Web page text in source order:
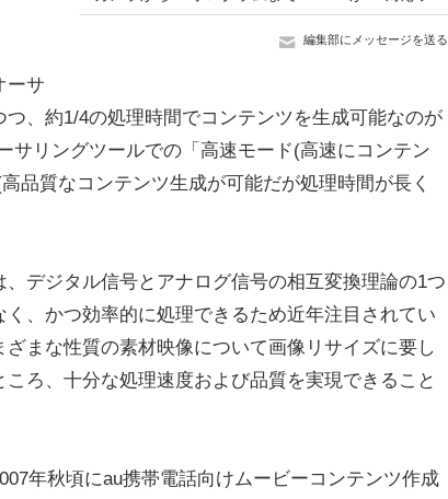
編集部にメッセージを送る
ーサ
、約1/4の処理時間でコンテンツを生成可能なのが
サリングツールでの「高速モード(高速にコンテン
品質なコンテンツ生成が可能だが処理時間が長く
デジタル信号とアナログ信号の相互変換理論の1つ
、かつ効率的に処理できるため近年注目されてい
まな性質の素材映像について画像リサイズに要し
ろ、十分な処理速度および品質を実現できること
年秋頃にau携帯電話向けムービーコンテンツ作成